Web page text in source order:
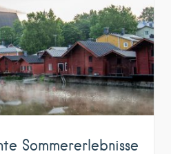
Sommererlebnisse